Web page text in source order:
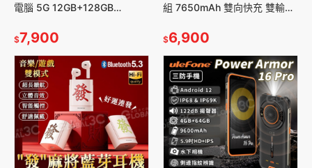
電腦 5G 12GB+128GB
$7,900
組 7650mAh 雙向快充 雙輸出
$6,900